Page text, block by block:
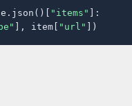
"items" ]:
], item[ "url" ])